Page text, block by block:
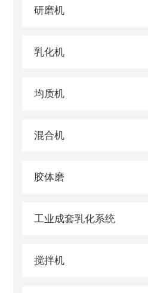
研磨机
乳化机
均质机
混合机
胶体磨
工业成套乳化系统
搅拌机